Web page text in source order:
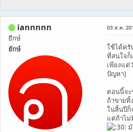
iannnnn
ยึกษ์
ยักษ์
03 ส.ค.
ใช้ได้ครั
ที่สนใจก็
เพียงแต่
ปัญหา)
ตอนนี้จ
ถ้าขาย
ในสิ้นปีก็
แต่ถ้าไม่